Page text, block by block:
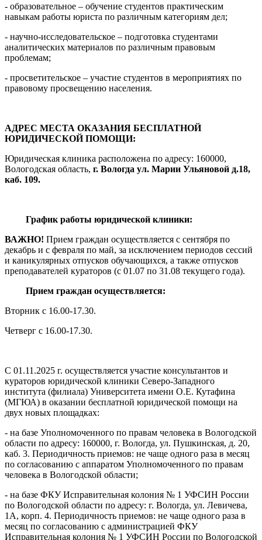
- образовательное – обучение студентов практическим
навыкам работы юриста по различным категориям дел;
- научно-исследовательское – подготовка студентами
аналитических материалов по различным правовым
проблемам;
- просветительское – участие студентов в мероприятиях по
правовому просвещению населения.
АДРЕС МЕСТА ОКАЗАНИЯ БЕСПЛАТНОЙ
ЮРИДИЧЕСКОЙ ПОМОЩИ:
Юридическая клиника расположена по адресу: 160000,
Вологодская область, г. Вологда ул. Марии Ульяновой д.18,
каб. 109.
График работы юридической клиники:
ВАЖНО! Прием граждан осуществляется с сентября по
декабрь и с февраля по май, за исключением периодов сессий
и каникулярных отпусков обучающихся, а также отпусков
преподавателей кураторов (с 01.07 по 31.08 текущего года).
Прием граждан осуществляется:
Вторник с 16.00-17.30.
Четверг с 16.00-17.30.
С 01.11.2025 г. осуществляется участие консультантов и
кураторов юридической клиники Северо-Западного
института (филиала) Университета имени О.Е. Кутафина
(МГЮА) в оказании бесплатной юридической помощи на
двух новых площадках:
- на базе Уполномоченного по правам человека в Вологодской
области по адресу: 160000, г. Вологда, ул. Пушкинская, д. 20,
каб. 3. Периодичность приемов: не чаще одного раза в месяц
по согласованию с аппаратом Уполномоченного по правам
человека в Вологодской области;
- на базе ФКУ Исправительная колония № 1 УФСИН России
по Вологодской области по адресу: г. Вологда, ул. Левичева,
1А, корп. 4. Периодичность приемов: не чаще одного раза в
месяц по согласованию с администрацией ФКУ
Исправительная колония № 1 УФСИН России по Вологодской